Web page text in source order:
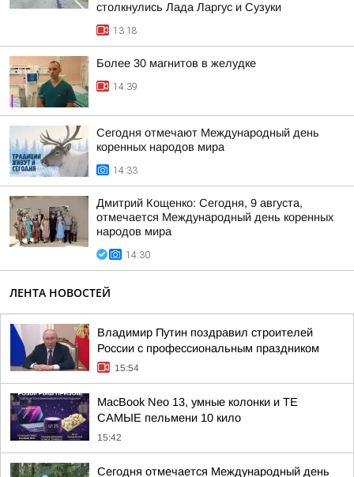
столкнулись Лада Ларгус и Сузуки
13:18
Более 30 магнитов в желудке
14:39
Сегодня отмечают Международный день
коренных народов мира
14:33
Дмитрий Кощенко: Сегодня, 9 августа,
отмечается Международный день коренных
народов мира
14:30
ЛЕНТА НОВОСТЕЙ
Владимир Путин поздравил строителей
России с профессиональным праздником
15:54
MacBook Neo 13, умные колонки и ТЕ
САМЫЕ пельмени 10 кило
15:42
Сегодня отмечается Международный день